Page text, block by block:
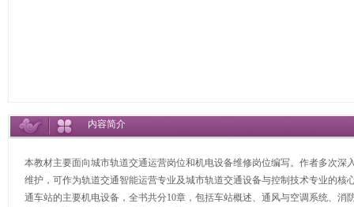
内容简介
本教材主要面向城市轨道交通运营岗位和机电设备维修岗位编写。作者多次
维护，可作为轨道交通智能运营专业及城市轨道交通设备与控制技术专业的
通车站的主要机电设备，全书共分10章，包括车站概述、通风与空调系统、